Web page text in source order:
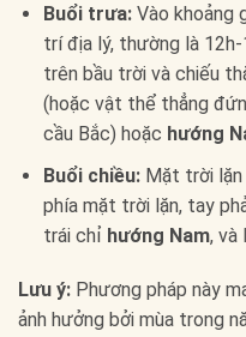
Buổi trưa:Vào khoảng
trí địa lý, thường là
trên bầu trời và chiếu
(hoặc vật thể thẳng
cầu Bắc) hoặc hướng
Buổi chiều:Mặt trời lặn
phía mặt trời lặn, tay
trái chỉ hướng Nam, và
Lưu ý: Phương pháp này
ảnh hưởng bởi mùa trong